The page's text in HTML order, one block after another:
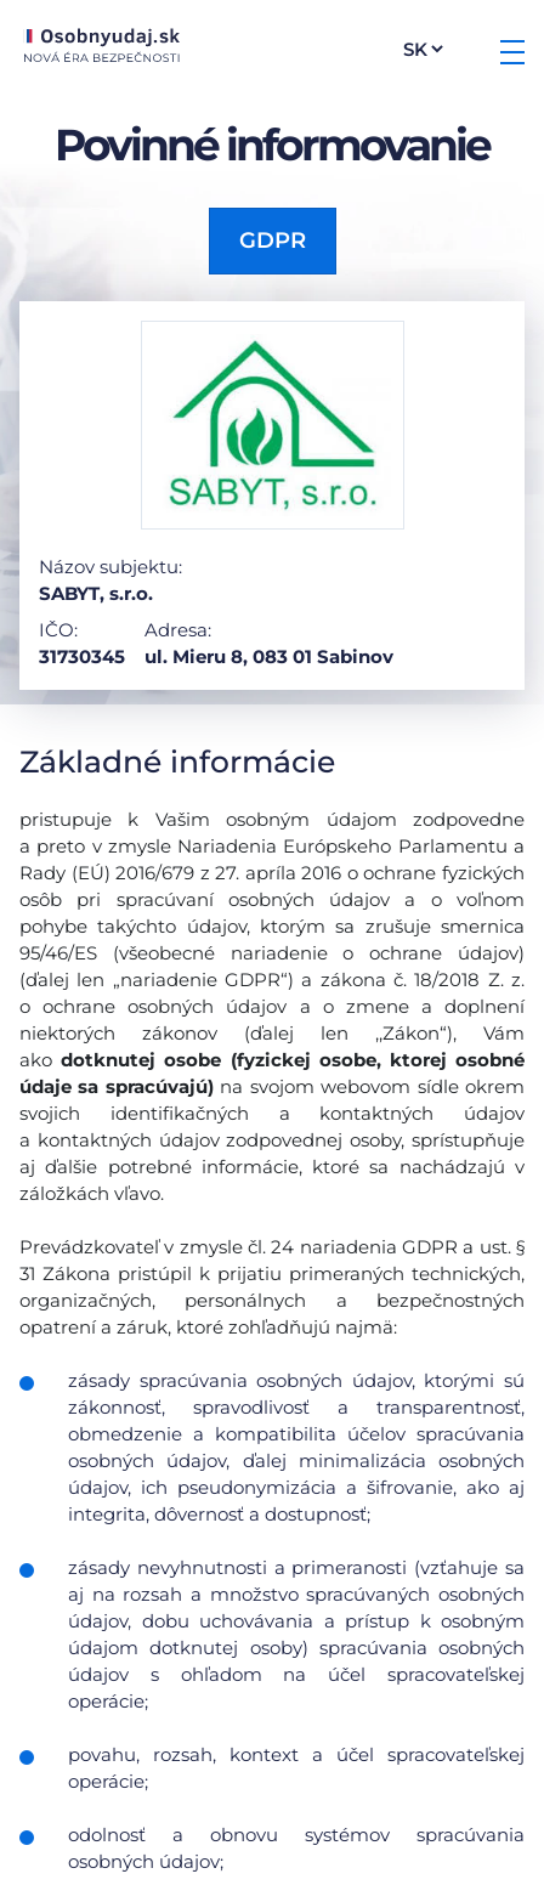
Povinné informovanie
GDPR
Názov subjektu:
SABYT, s.r.o.
IČO:
31730345
Adresa:
ul. Mieru 8, 083 01 Sabinov
Základné informácie
pristupuje k Vašim osobným údajom zodpovedne
a preto v zmysle Nariadenia Európskeho Parlamentu a
Rady (EÚ) 2016/679 z 27. apríla 2016 o ochrane fyzických
osôb pri spracúvaní osobných údajov a o voľnom
pohybe takýchto údajov, ktorým sa zrušuje smernica
95/46/ES (všeobecné nariadenie o ochrane údajov)
(ďalej len „nariadenie GDPR“) a zákona č. 18/2018 Z. z.
o ochrane osobných údajov a o zmene a doplnení
niektorých zákonov (ďalej len ,,Zákon“), Vám
akodotknutej osobe (fyzickej osobe, ktorej osobné
údaje sa spracúvajú)na svojom webovom sídle okrem
svojich identifikačných a kontaktných údajov
a kontaktných údajov zodpovednej osoby, sprístupňuje
aj ďalšie potrebné informácie, ktoré sa nachádzajú v
záložkách vľavo.
Prevádzkovateľ v zmysle čl. 24 nariadenia GDPR a ust. §
31 Zákona pristúpil k prijatiu primeraných technických,
organizačných, personálnych a bezpečnostných
opatrení a záruk, ktoré zohľadňujú najmä:
zásady spracúvania osobných údajov, ktorými sú
zákonnosť, spravodlivosť a transparentnosť,
obmedzenie a kompatibilita účelov spracúvania
osobných údajov, ďalej minimalizácia osobných
údajov, ich pseudonymizácia a šifrovanie, ako aj
integrita, dôvernosť a dostupnosť;
zásady nevyhnutnosti a primeranosti (vzťahuje sa
aj na rozsah a množstvo spracúvaných osobných
údajov, dobu uchovávania a prístup k osobným
údajom dotknutej osoby) spracúvania osobných
údajov s ohľadom na účel spracovateľskej
operácie;
povahu, rozsah, kontext a účel spracovateľskej
operácie;
odolnosť a obnovu systémov spracúvania
osobných údajov;